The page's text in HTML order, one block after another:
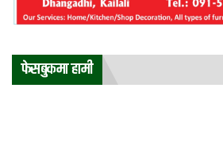
फेसबुकमा हामी